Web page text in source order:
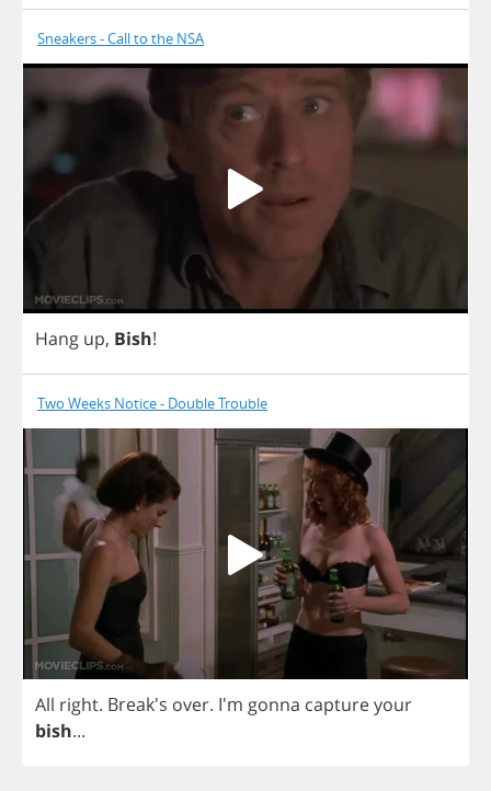
Sneakers - Call to the NSA
Hang up, Bish!
Two Weeks Notice - Double Trouble
All right. Break's over. I'm gonna captureyour
bish...